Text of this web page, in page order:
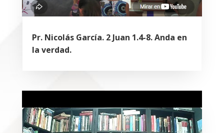
Pr. Nicolás García. 2 Juan 1.4-8. Anda en
la verdad.